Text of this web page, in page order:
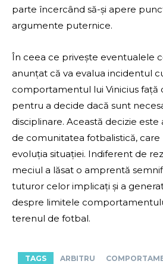
parte încercând să-și apere
argumente puternice.
În ceea ce privește eventualele
anunțat că va evalua incidentul
comportamentul lui Vinicius față
pentru a decide dacă sunt
disciplinare. Această decizie
de comunitatea fotbalistică,
evoluția situației. Indiferent de
meciul a lăsat o amprentă
tuturor celor implicați și a
despre limitele
terenul de fotbal.
TAGS ARBITRU